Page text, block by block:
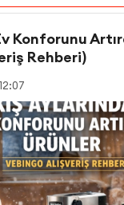
Konforunu
Rehberi)